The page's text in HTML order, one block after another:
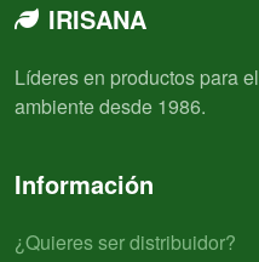
IRISANA
Líderes en productos para
ambiente desde 1986.
Información
¿Quieres ser distribuidor?